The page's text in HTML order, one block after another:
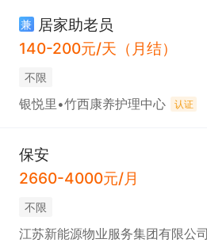
兼
居家助老员
140-200元/天（月结）
不限
银悦里•竹西康养护理中心 认证
保安
2660-4000元/月
不限
江苏新能源物业服务集团有限公司